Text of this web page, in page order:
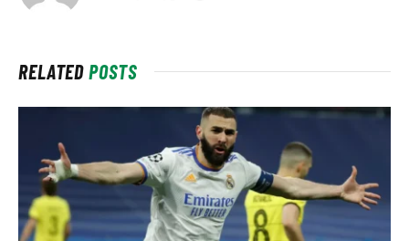
RELATEDPOSTS